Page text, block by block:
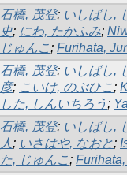
石橋, 茂登; いしばし,
史; にわ, たかふみ;
じゅんこ; Furihata,
石橋, 茂登; いしばし,
彦; こいけ, のぶひこ;
した, しんいちろう ;
石橋, 茂登; いしばし,
人 ; いさはや, なおと;
た, じゅんこ;